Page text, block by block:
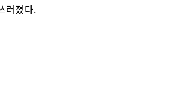
러졌다.